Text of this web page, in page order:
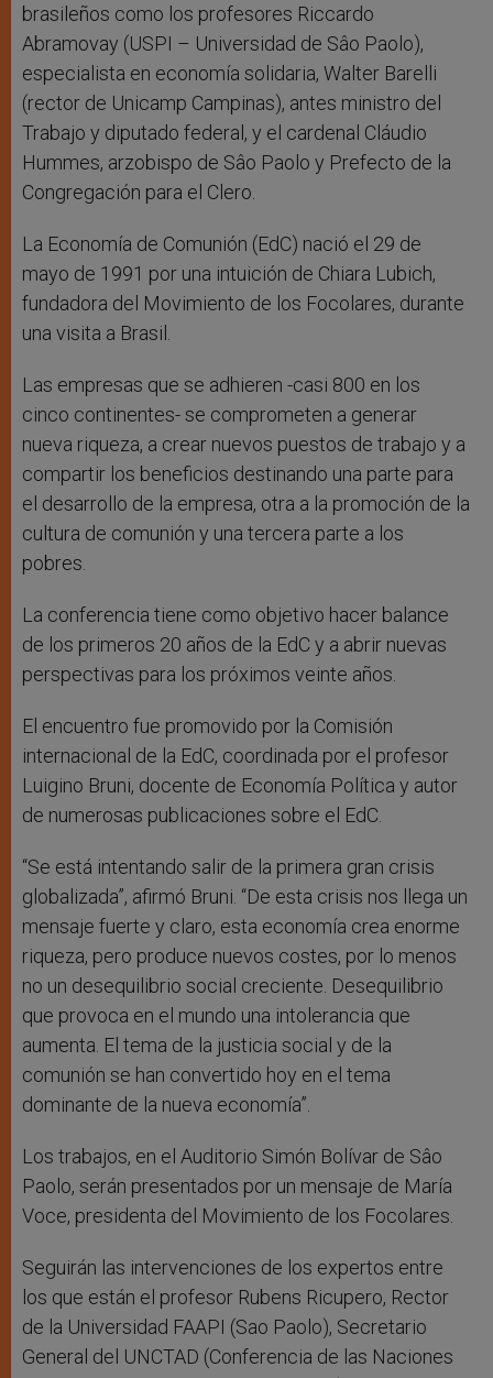
brasileños como los profesores Riccardo
Abramovay (USPI – Universidad de Sâo Paolo),
especialista en economía solidaria, Walter Barelli
(rector de Unicamp Campinas), antes ministro del
Trabajo y diputado federal, y el cardenal Cláudio
Hummes, arzobispo de Sâo Paolo y Prefecto de la
Congregación para el Clero.
La Economía de Comunión (EdC) nació el 29 de
mayo de 1991 por una intuición de Chiara Lubich,
fundadora del Movimiento de los Focolares, durante
una visita a Brasil.
Las empresas que se adhieren -casi 800 en los
cinco continentes- se comprometen a generar
nueva riqueza, a crear nuevos puestos de trabajo y a
compartir los beneficios destinando una parte para
el desarrollo de la empresa, otra a la promoción de la
cultura de comunión y una tercera parte a los
pobres.
La conferencia tiene como objetivo hacer balance
de los primeros 20 años de la EdC y a abrir nuevas
perspectivas para los próximos veinte años.
El encuentro fue promovido por la Comisión
internacional de la EdC, coordinada por el profesor
Luigino Bruni, docente de Economía Política y autor
de numerosas publicaciones sobre el EdC.
“Se está intentando salir de la primera gran crisis
globalizada”, afirmó Bruni. “De esta crisis nos llega un
mensaje fuerte y claro, esta economía crea enorme
riqueza, pero produce nuevos costes, por lo menos
no un desequilibrio social creciente. Desequilibrio
que provoca en el mundo una intolerancia que
aumenta. El tema de la justicia social y de la
comunión se han convertido hoy en el tema
dominante de la nueva economía”.
Los trabajos, en el Auditorio Simón Bolívar de Sâo
Paolo, serán presentados por un mensaje de María
Voce, presidenta del Movimiento de los Focolares.
Seguirán las intervenciones de los expertos entre
los que están el profesor Rubens Ricupero, Rector
de la Universidad FAAPI (Sao Paolo), Secretario
General del UNCTAD (Conferencia de las Naciones